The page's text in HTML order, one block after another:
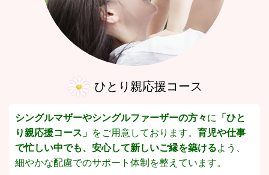
ひとり親応援コース
シングルマザーやシングルファーザーの方々に
「ひと
り親応援コース」 をご用意しております。 育児や仕事
で忙しい中でも、安心して新しいご縁を築けるよう、
細やかな配慮でのサポート体制を整えています。